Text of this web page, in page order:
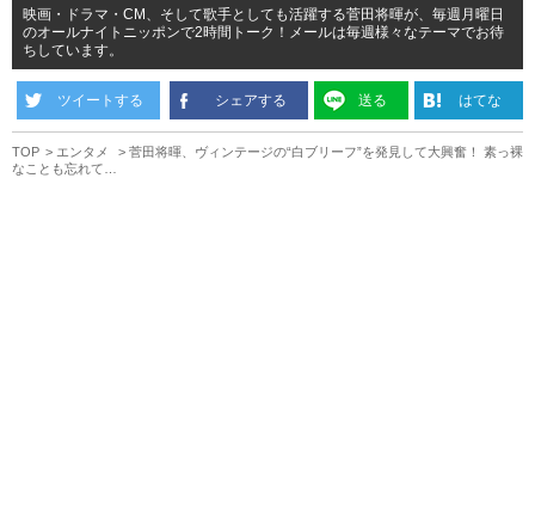
映画・ドラマ・CM、そして歌手としても活躍する菅田将暉が、毎週月曜日
のオールナイトニッポンで2時間トーク！メールは毎週様々なテーマでお待
ちしています。
ツイートする シェアする 送る はてな
TOP エンタメ
菅田将暉、ヴィンテージの“白ブリーフ”を発見して大興奮！ 素っ裸
なことも忘れて…